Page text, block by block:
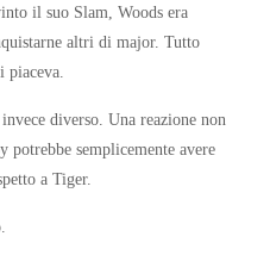
il suo Slam, Woods era
altri di major. Tutto
piaceva.
diverso. Una reazione non
potrebbe semplicemente avere
a Tiger.